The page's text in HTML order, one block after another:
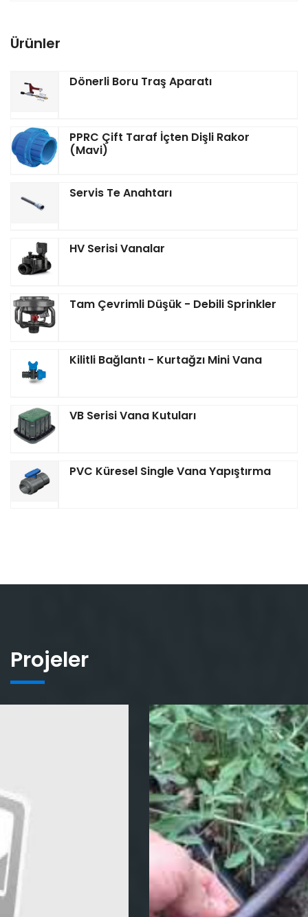
Ürünler
Dönerli Boru Traş Aparatı
PPRC Çift Taraf İçten Dişli Rakor
(Mavi)
Servis Te Anahtarı
HV Serisi Vanalar
Tam Çevrimli Düşük - Debili Sprinkler
Kilitli Bağlantı - Kurtağzı Mini Vana
VB Serisi Vana Kutuları
PVC Küresel Single Vana Yapıştırma
Projeler